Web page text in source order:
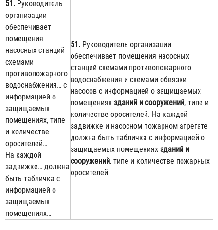
51. Руководитель
организации
обеспечивает
помещения
насосных станций
схемами
противопожарного
водоснабжения… с
информацией о
защищаемых
помещениях, типе
и количестве
оросителей…
На каждой
задвижке… должна
быть табличка с
информацией о
защищаемых
помещениях…
51. Руководитель организации
обеспечивает помещения насосных
станций схемами противопожарного
водоснабжения и схемами обвязки
насосов с информацией о защищаемых
помещениях зданий и сооружений, типе и
количестве оросителей. На каждой
задвижке и насосном пожарном агрегате
должна быть табличка с информацией о
защищаемых помещениях зданий и
сооружений, типе и количестве пожарных
оросителей.